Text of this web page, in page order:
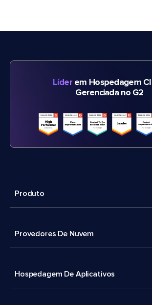
Líderem Hospedagem
Gerenciada no G2
Produto
Provedores De Nuvem
Hospedagem De Aplicativos